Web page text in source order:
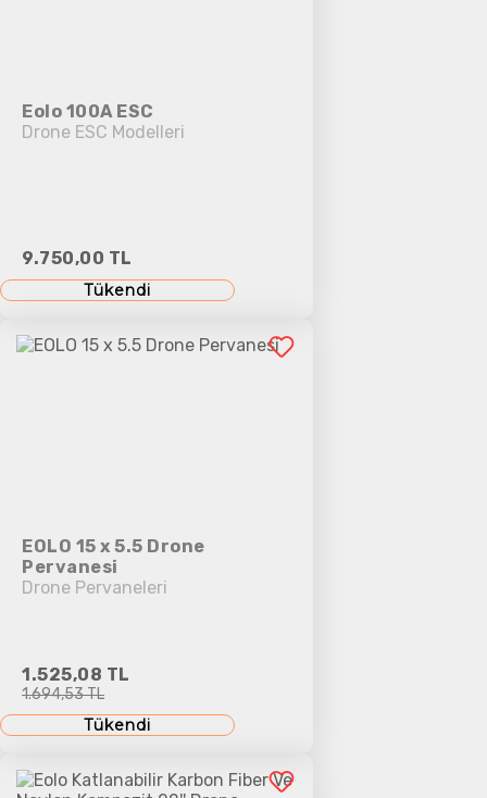
Eolo 100A ESC
Drone ESC Modelleri
9.750,00 TL
Tükendi
EOLO 15 x 5.5 Drone
Pervanesi
Drone Pervaneleri
1.525,08 TL
1.694,53 TL
Tükendi